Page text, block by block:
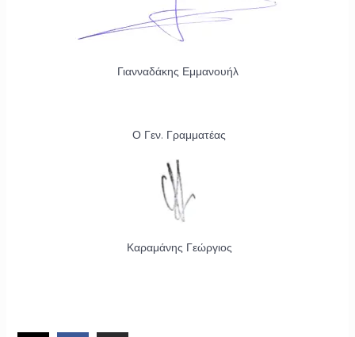
Γιανναδάκης Εμμανουήλ
Ο Γεν. Γραμματέας
Καραμάνης Γεώργιος